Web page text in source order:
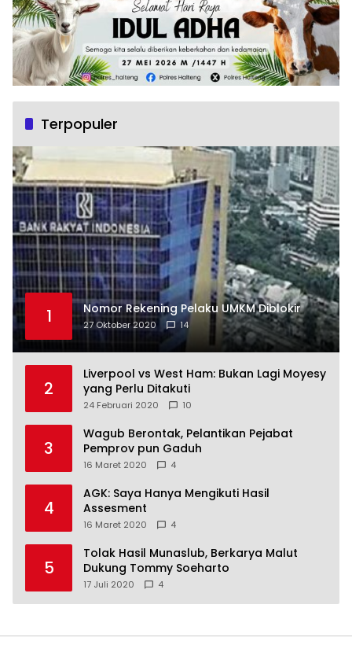
Terpopuler
1 Nomor Rekening Pelaku UMKM Diblokir
27 Oktober 2020 14
2
Liverpool vs West Ham: Bukan Lagi Moyesy
yang Perlu Ditakuti
24 Februari 2020 10
3
Wagub Berontak, Pelantikan Pejabat
Pemprov pun Gaduh
16 Maret 2020 4
4
AGK: Saya Hanya Mengikuti Hasil
Assesment
16 Maret 2020 4
5
Tolak Hasil Munaslub, Berkarya Malut
Dukung Tommy Soeharto
17 Juli 2020 4